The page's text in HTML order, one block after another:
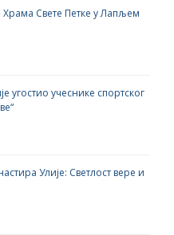
Свете Петке у Лапљем
угостио учеснике спортског
Улије: Светлост вере и